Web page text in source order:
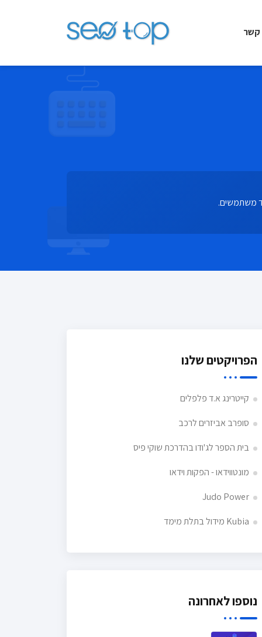
קשר
משתמשים.
הפרויקטים שלנו
קייטרינג א.ד פלפלים
סופרב אביזרים לרכב
בית הספר לג'ודו בהדרכת שוקי פיס
מונטווידאו - הפקות וידאו
Judo Power
Kubia מידול בתלת מימד
נוספו לאחרונה